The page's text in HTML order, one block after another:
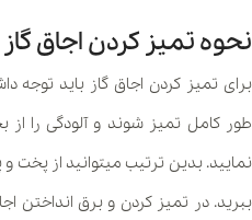
نحوه تمیز کردن اجاق گاز
برای تمیز کردن اجاق گاز باید
طور کامل تمیز شوند و آلودگی را
نمایید. بدین ترتیب میتوانید از پخت
ببرید. در تمیز کردن و برق انداختن